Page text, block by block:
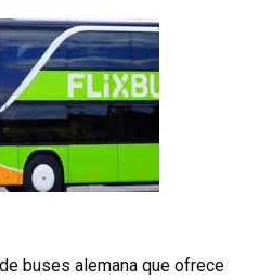
buses alemana que ofrece